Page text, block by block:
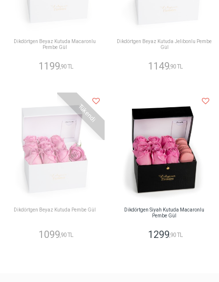
Dikdörtgen Beyaz Kutuda Macaronlu
Pembe Gül
1199 ,90 TL
Dikdörtgen Beyaz Kutuda Jelibonlu Pembe
Gül
1149 ,90 TL
Tükendi
Dikdörtgen Beyaz Kutuda Pembe Gül
1099,90 TL
Dikdörtgen Siyah Kutuda Macaronlu
Pembe Gül
1299,90 TL